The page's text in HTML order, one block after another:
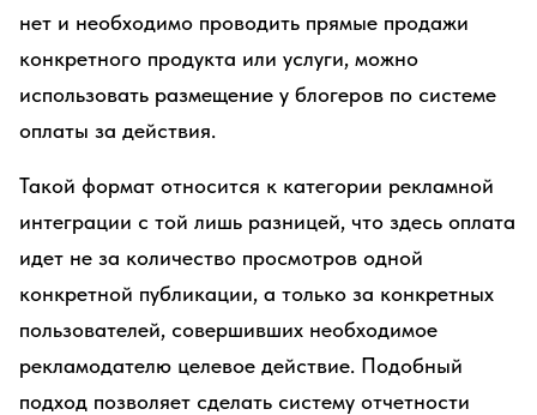
нет и необходимо проводить прямые продажи
конкретного продукта или услуги, можно
использовать размещение у блогеров по системе
оплаты за действия.
Такой формат относится к категории рекламной
интеграции с той лишь разницей, что здесь оплата
идет не за количество просмотров одной
конкретной публикации, а только за конкретных
пользователей, совершивших необходимое
рекламодателю целевое действие. Подобный
подход позволяет сделать систему отчетности